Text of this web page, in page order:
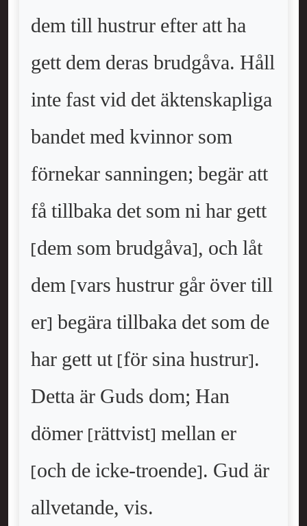
dem till hustrur efter att ha
gett dem deras brudgåva. Håll
inte fast vid det äktenskapliga
bandet med kvinnor som
förnekar sanningen; begär att
få tillbaka det som ni har gett
[dem som brudgåva], och låt
dem [vars hustrur går över till
er] begära tillbaka det som de
har gett ut [för sina hustrur].
Detta är Guds dom; Han
dömer [rättvist] mellan er
[och de icke-troende]. Gud är
allvetande, vis.